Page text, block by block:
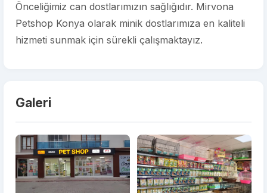
Önceliğimiz can dostlarımızın sağlığıdır. Mirvona
Petshop Konya olarak minik dostlarımıza en kaliteli
hizmeti sunmak için sürekli çalışmaktayız.
Galeri